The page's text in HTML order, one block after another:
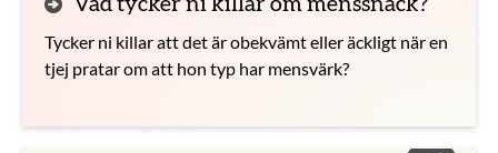
Vad tycker ni killar om menssnack?
Tycker ni killar att det är obekvämt eller äckligt när en
tjej pratar om att hon typ har mensvärk?